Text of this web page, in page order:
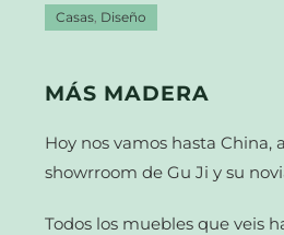
Casas Diseño
MÁS MADERA
Hoy nos vamos hasta China,
showrroom de Gu Ji y su
Todos los muebles que veis